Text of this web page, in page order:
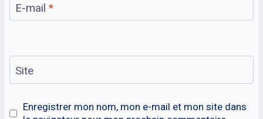
E-mail *
Site
Enregistrer mon nom, mon e-mail et mon site dans